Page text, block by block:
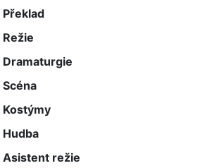
Překlad
Režie
Dramaturgie
Scéna
Kostýmy
Hudba
Asistent režie